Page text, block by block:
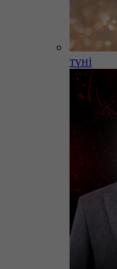
түні